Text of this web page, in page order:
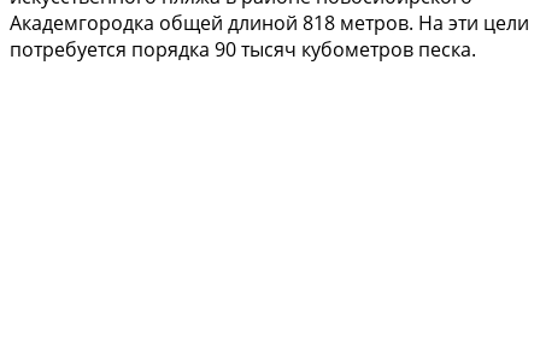
Академгородка общей длиной 818 метров. На эти цели
потребуется порядка 90 тысяч кубометров песка.